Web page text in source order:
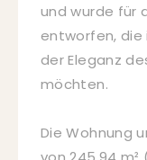
und wurde für
entworfen, die
der Eleganz
möchten.
Die Wohnung